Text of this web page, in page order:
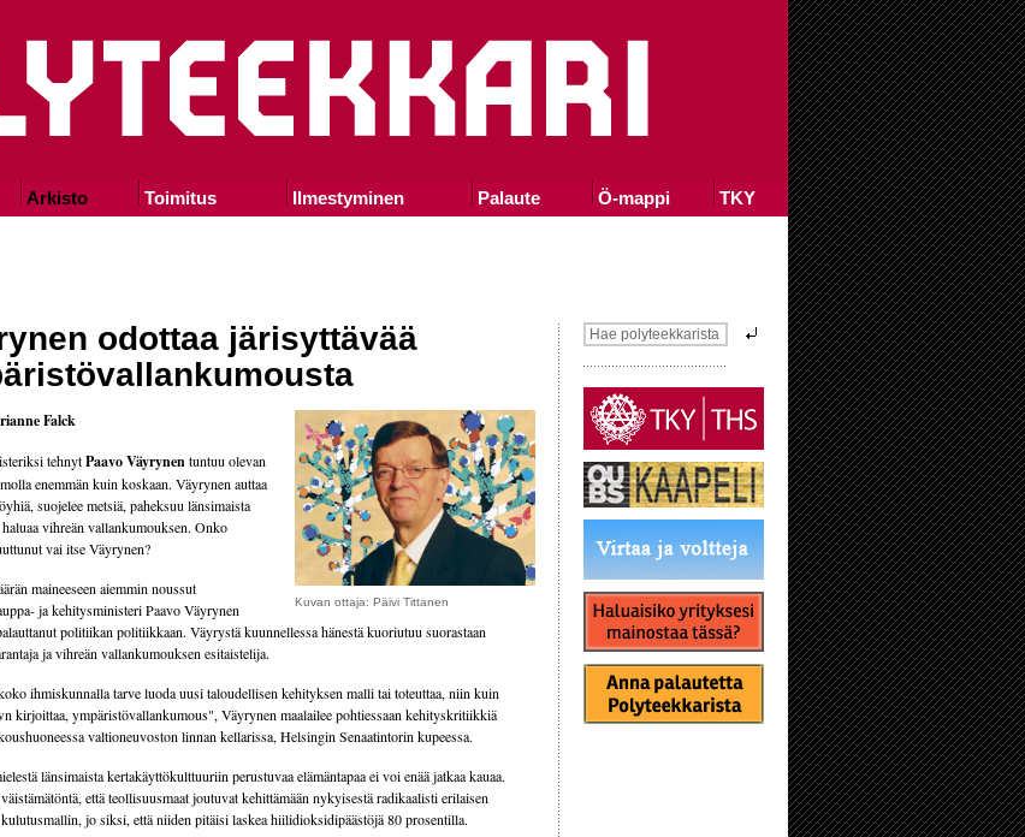
Arkisto Toimitus Ilmestyminen Palaute Ö-mappi TKY
odottaa järisyttävää
Kuvan ottaja: Päivi Tittanen
Falck
tehnytPaavo Väyrynentuntuu olevan
enemmän kuin koskaan. Väyrynen auttaa
suojelee metsiä, paheksuu länsimaista
vihreän vallankumouksen. Onko
vai itse Väyrynen?
maineeseen aiemmin noussut
ja kehitysministeri Paavo Väyrynen
politiikan politiikkaan. Väyrystä kuunnellessa hänestä kuoriutuu suorastaan
ja vihreän vallankumouksen esitaistelija.
ihmiskunnalla tarve luoda uusi taloudellisen kehityksen malli tai toteuttaa, niin kuin
kirjoittaa, ympäristövallankumous", Väyrynen maalailee pohtiessaan kehityskritiikkiä
valtioneuvoston linnan kellarissa, Helsingin Senaatintorin kupeessa.
länsimaista kertakäyttökulttuuriin perustuvaa elämäntapaa ei voi enää jatkaa kauaa.
että teollisuusmaat joutuvat kehittämään nykyisestä radikaalisti erilaisen
jo siksi, että niiden pitäisi laskea hiilidioksidipäästöjä 80 prosentilla.